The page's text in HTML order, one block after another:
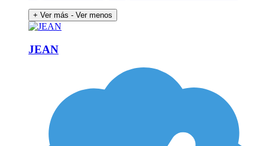
+ Ver más - Ver menos
JEAN